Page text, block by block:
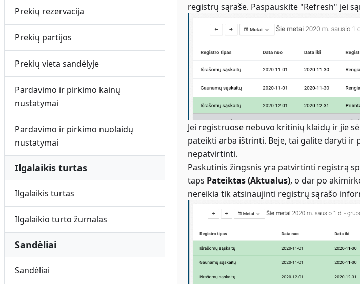
Prekių rezervacija
Prekių partijos
Prekių vieta sandėlyje
Pardavimo ir pirkimo kainų
nustatymai
Pardavimo ir pirkimo nuolaidų
nustatymai
Ilgalaikis turtas
Ilgalaikis turtas
Ilgalaikio turto žurnalas
Sandėliai
Sandėliai
registrų sąraše. Paspauskite "Refresh" jei
Jei registruose nebuvo kritinių klaidų ir jie
pateikti arba ištrinti. Beje, tai galite daryti ir
nepatvirtinti.
Paskutinis žingsnis yra patvirtinti registrą
taps Pateiktas (Aktualus), o dar po
nereikia tik atsinaujinti registrų sąrašo